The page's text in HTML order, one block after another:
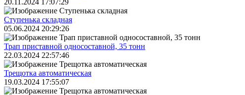
20.11.2024 17:07:29
Ступенька складная
05.06.2024 20:29:26
Трап приставной односоставной, 35 тонн
22.03.2024 22:57:46
Трещoтка автоматическая
19.03.2024 17:55:07